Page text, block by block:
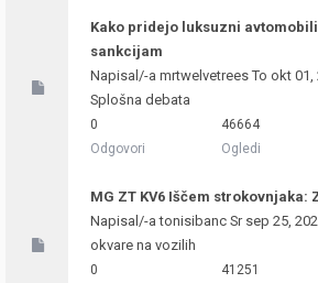
Kako pridejo luksuzni
sankcijam
Napisal/-a mrtwelvetreesTo okt 01,
Splošna debata
0
Odgovori
46664
Ogledi
MG ZT KV6 Iščem strokovnjaka:
Napisal/-atonisibanc Sr sep 25,
okvare na vozilih
0
41251